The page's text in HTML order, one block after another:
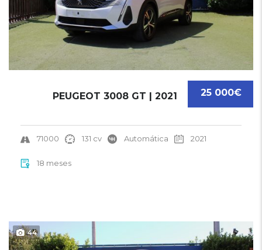
25 000€
PEUGEOT 3008 GT | 2021
71000 131 cv Automática 2021
18 meses
44